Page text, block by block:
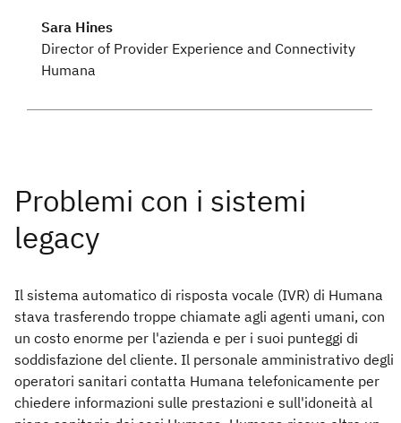
Sara Hines
Director of Provider Experience and Connectivity
Humana
Il sistema automatico di risposta vocale (IVR) di Humana
stava trasferendo troppe chiamate agli agenti umani, con
un costo enorme per l'azienda e per i suoi punteggi di
soddisfazione del cliente. Il personale amministrativo degli
operatori sanitari contatta Humana telefonicamente per
chiedere informazioni sulle prestazioni e sull'idoneità al